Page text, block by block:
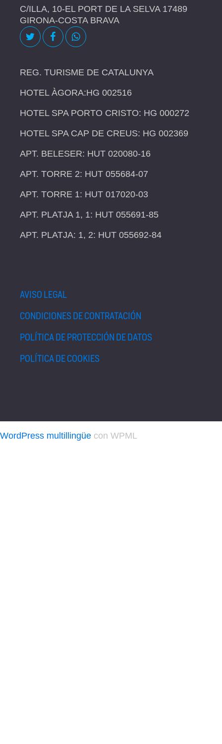
C/ILLA, 10-EL PORT DE LA SELVA 17489
GIRONA-COSTA BRAVA
REG. TURISME DE CATALUNYA
HOTEL ÀGORA:HG 002516
HOTEL SPA PORTO CRISTO: HG 000272
HOTEL SPA CAP DE CREUS: HG 002369
APT. BELESER: HUT 020080-16
APT. TORRE 2: HUT 055684-07
APT. TORRE 1: HUT 017020-03
APT. PLATJA 1, 1: HUT 055691-85
APT. PLATJA: 1, 2: HUT 055692-84
AVISO LEGAL
CONDICIONES DE CONTRATACIÓN
POLÍTICA DE PROTECCIÓN DE DATOS
POLÍTICA DE COOKIES
WordPress multillingüe con WPML